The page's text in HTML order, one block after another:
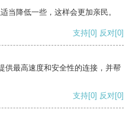
当降低一些，这样会更加亲民。
支持[0] 反对[0]
供最高速度和安全性的连接，并帮
支持[0] 反对[0]